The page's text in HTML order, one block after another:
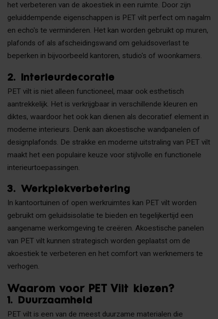
het verbeteren van de akoestiek in een ruimte. Door zijn
geluiddempende eigenschappen is PET vilt perfect om nagalm
en echo's te verminderen. Het kan worden gebruikt op muren,
plafonds of als afscheidingswand om geluidsoverlast te
beperken in bijvoorbeeld kantoren, studio's of woonkamers.
2. Interieurdecoratie
PET vilt is niet alleen functioneel, maar ook esthetisch
aantrekkelijk. Het is verkrijgbaar in verschillende kleuren en
diktes, waardoor het ook kan dienen als decoratief element in
moderne interieurs. Denk aan akoestische wandpanelen of
designplafonds. De strakke en moderne uitstraling van PET vilt
maakt het een populaire keuze voor stijlvolle en functionele
interieurtoepassingen.
3. Werkplekverbetering
In kantoortuinen of open werkruimtes kan PET vilt worden
gebruikt om geluidsisolatie te bieden en tegelijkertijd een
aangename werkomgeving te creëren. Akoestische panelen
van PET vilt kunnen strategisch worden geplaatst om de
akoestiek te verbeteren en het comfort van werknemers te
verhogen.
Waarom voor PET Vilt kiezen?
1. Duurzaamheid
PET vilt is een van de meest duurzame materialen die